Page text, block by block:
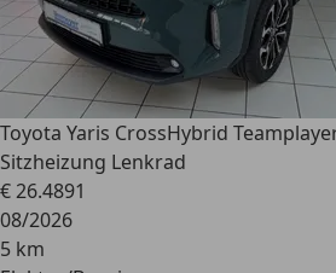
Toyota Yaris CrossHybrid
Sitzheizung Lenkrad
€ 26.4891
08/2026
5 km